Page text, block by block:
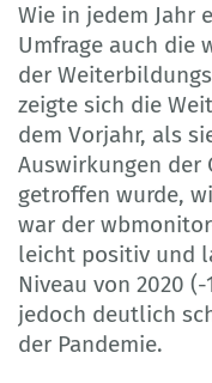
Wie in jedem
Umfrage auch die
der
zeigte sich die
dem Vorjahr, als
Auswirkungen der
getroffen wurde,
war der
leicht positiv und
Niveau von 2020
jedoch deutlich
der Pandemie.